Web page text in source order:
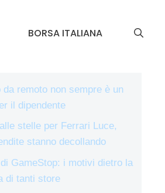
BORSA ITALIANA
da remoto non sempre è un
il dipendente
stelle per Ferrari Luce,
stanno decollando
GameStop: i motivi dietro la
di tanti store